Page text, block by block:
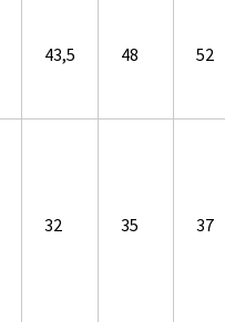
43,5 48 52
32 35 37